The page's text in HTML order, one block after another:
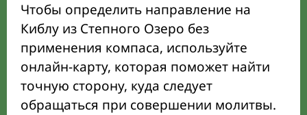
Чтобы определить направление на
Киблу из Степного Озеро без
применения компаса, используйте
онлайн-карту, которая поможет найти
точную сторону, куда следует
обращаться при совершении молитвы.